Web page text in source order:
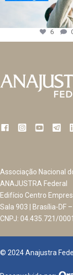
6
Associação Nacional
ANAJUSTRA Federal
Edifício Centro
Sala 903 | Brasília-DF
CNPJ: 04.435.721/
© 2024 Anajustra